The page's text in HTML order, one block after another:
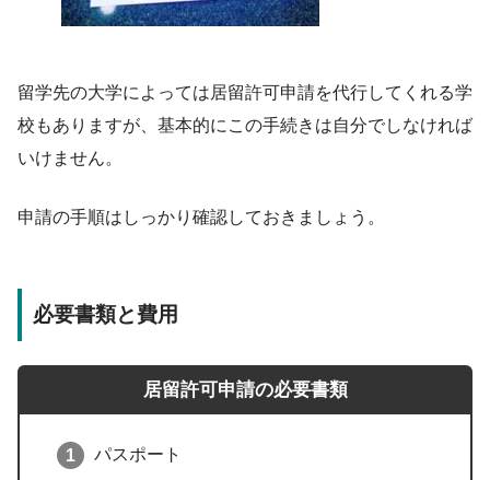
留学先の大学によっては居留許可申請を代行してくれる学
校もありますが、基本的にこの手続きは自分でしなければ
いけません。
申請の手順はしっかり確認しておきましょう。
必要書類と費用
居留許可申請の必要書類
パスポート